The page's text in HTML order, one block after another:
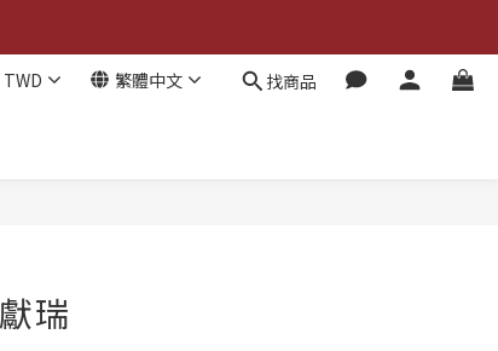
TWD 繁體中文 找商品
瑞